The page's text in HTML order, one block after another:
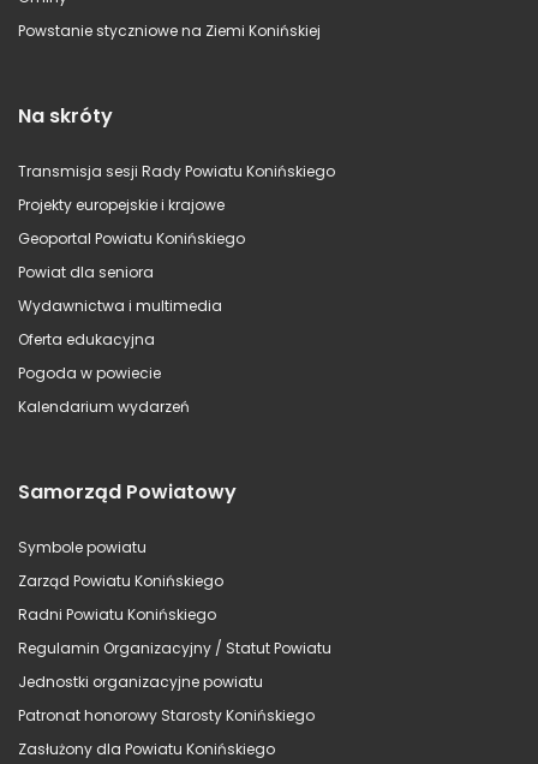
Powstanie styczniowe na Ziemi Konińskiej
Na skróty
Transmisja sesji Rady Powiatu Konińskiego
Projekty europejskie i krajowe
Geoportal Powiatu Konińskiego
Powiat dla seniora
Wydawnictwa i multimedia
Oferta edukacyjna
Pogoda w powiecie
Kalendarium wydarzeń
Samorząd Powiatowy
Symbole powiatu
Zarząd Powiatu Konińskiego
Radni Powiatu Konińskiego
Regulamin Organizacyjny / Statut Powiatu
Jednostki organizacyjne powiatu
Patronat honorowy Starosty Konińskiego
Zasłużony dla Powiatu Konińskiego